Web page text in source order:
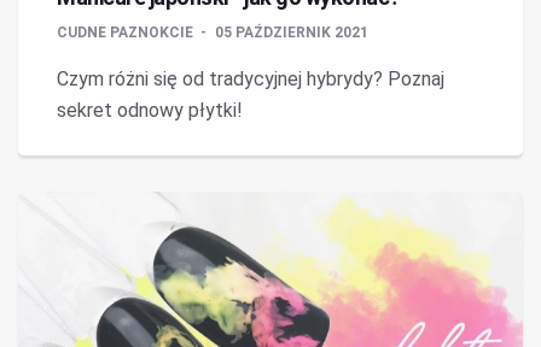
CUDNE PAZNOKCIE 05 PAŹDZIERNIK 2021
Czym różni się od tradycyjnej hybrydy? Poznaj
sekret odnowy płytki!